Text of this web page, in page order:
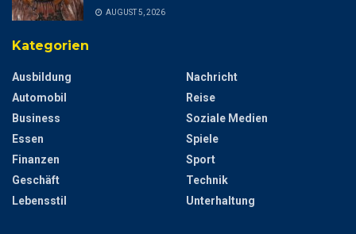
AUGUST 5, 2026
Kategorien
Ausbildung
Automobil
Business
Essen
Finanzen
Geschäft
Lebensstil
Nachricht
Reise
Soziale Medien
Spiele
Sport
Technik
Unterhaltung